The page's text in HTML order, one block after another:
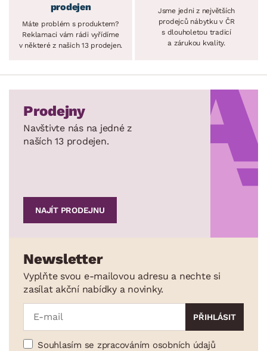
prodejen
Máte problém s produktem?
Reklamaci vám rádi vyřídíme
v některé z našich 13 prodejen.
Jsme jedni z největších
prodejců nábytku v ČR
s dlouholetou tradicí
a zárukou kvality.
Prodejny
Navštivte nás na jedné z
naších 13 prodejen.
NAJÍT PRODEJNU
Newsletter
Vyplňte svou e-mailovou adresu a nechte si
zasílat akční nabídky a novinky.
Souhlasím se zpracováním osobních údajů